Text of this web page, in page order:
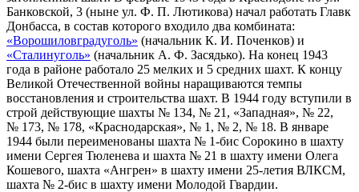
Банковской, 3 (ныне ул. Ф. П. Лютикова) начал работать Главк
Донбасса, в состав которого входило два комбината:
«Ворошиловградуголь» (начальник К. И. Поченков) и
«Сталинуголь» (начальник А. Ф. Засядько). На конец 1943
года в районе работало 25 мелких и 5 средних шахт. К концу
Великой Отечественной войны наращиваются темпы
восстановления и строительства шахт. В 1944 году вступили в
строй действующие шахты № 134, № 21, «Западная», № 22,
№ 173, № 178, «Краснодарская», № 1, № 2, № 18. В январе
1944 были переименованы шахта № 1-бис Сорокино в шахту
имени Сергея Тюленева и шахта № 21 в шахту имени Олега
Кошевого, шахта «Ангрен» в шахту имени 25-летия ВЛКСМ,
шахта № 2-бис в шахту имени Молодой Гвардии.